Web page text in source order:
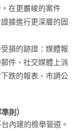
在更嚴峻的案件
證據進行更深層的固
損的跡證：媒體報
件、社交媒體上消
跌的報表、市調公
則）
內建的檢舉管道。